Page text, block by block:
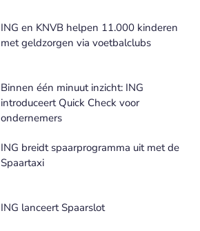
ING en KNVB helpen 11.000 kinderen
met geldzorgen via voetbalclubs
Binnen één minuut inzicht: ING
introduceert Quick Check voor
ondernemers
ING breidt spaarprogramma uit met de
Spaartaxi
ING lanceert Spaarslot